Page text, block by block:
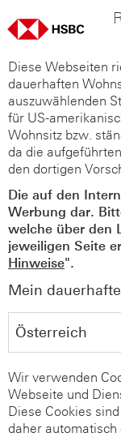
Diese Webseiten
dauerhaften
auszuwählenden
für US-
Wohnsitz bzw.
da die
den dortigen
Die auf den
Werbung dar.
welche über den
jeweiligen Seite
Hinweise".
Mein
Wir verwenden
Webseite und
Diese Cookies
daher automatisch